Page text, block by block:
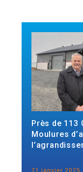
Près de 113
Moulures
21 janvier 2025